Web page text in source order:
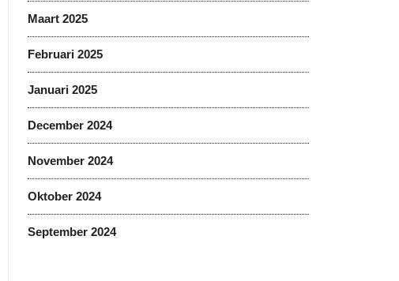
Maart 2025
Februari 2025
Januari 2025
December 2024
November 2024
Oktober 2024
September 2024